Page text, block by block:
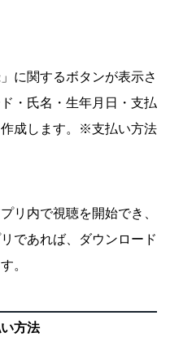
に関するボタンが表示さ
・氏名・生年月日・支払
成します。※支払い方法
リ内で視聴を開始でき、
であれば、ダウンロード
。
方法